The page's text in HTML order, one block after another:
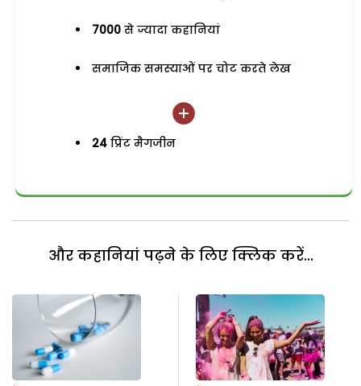
7000 से ज्यादा कहानियां
समाजिक समस्याओं पर चोट करते लेख
24 प्रिंट मैगजीन
और कहानियां पढ़ने के लिए क्लिक करें...